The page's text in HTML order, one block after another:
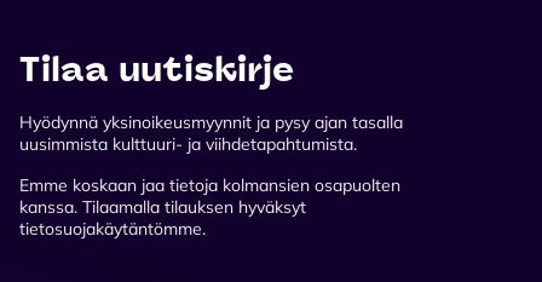
Tilaa uutiskirje
Hyödynnä yksinoikeusmyynnit ja pysy ajan tasalla
uusimmista kulttuuri- ja viihdetapahtumista.
Emme koskaan jaa tietoja kolmansien osapuolten
kanssa. Tilaamalla tilauksen hyväksyt
tietosuojakäytäntömme.